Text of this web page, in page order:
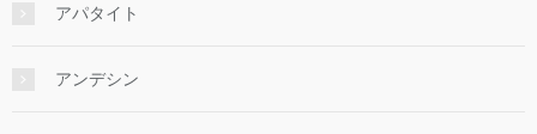
アパタイト
アンデシン